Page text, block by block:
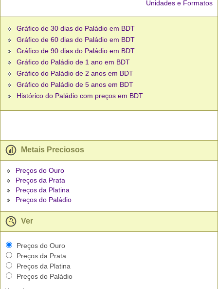
Unidades e Formatos
Gráfico de 30 dias do Paládio em BDT
Gráfico de 60 dias do Paládio em BDT
Gráfico de 90 dias do Paládio em BDT
Gráfico do Paládio de 1 ano em BDT
Gráfico do Paládio de 2 anos em BDT
Gráfico do Paládio de 5 anos em BDT
Histórico do Paládio com preços em BDT
Metais Preciosos
Preços do Ouro
Preços da Prata
Preços da Platina
Preços do Paládio
Ver
Preços do Ouro
Preços da Prata
Preços da Platina
Preços do Paládio